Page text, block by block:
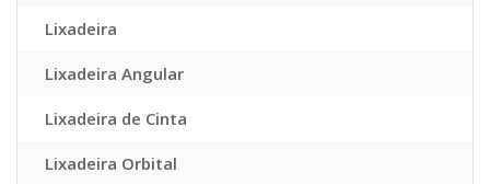
Lixadeira
Lixadeira Angular
Lixadeira de Cinta
Lixadeira Orbital